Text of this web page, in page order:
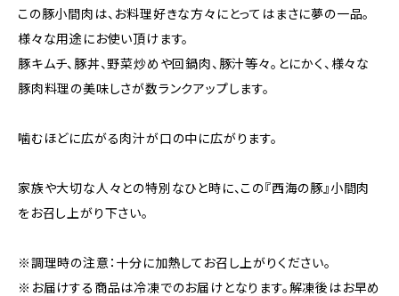
この豚小間肉は、お料理好きな方々にとってはまさに夢の一品。
様々な用途にお使い頂けます。
豚キムチ、豚丼、野菜炒めや回鍋肉、豚汁等々。とにかく、様々な
豚肉料理の美味しさが数ランクアップします。
噛むほどに広がる肉汁が口の中に広がります。
家族や大切な人々との特別なひと時に、この『西海の豚』小間肉
をお召し上がり下さい。
※調理時の注意：十分に加熱してお召し上がりください。
※お届けする商品は冷凍でのお届けとなります。解凍後はお早め